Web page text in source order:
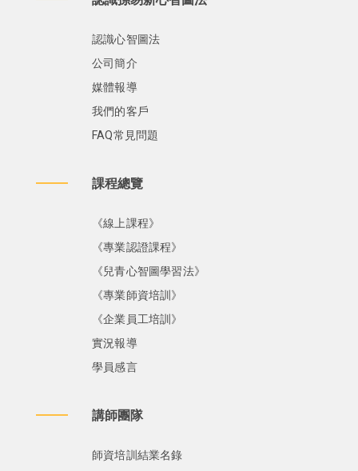
認識心智圖法
公司簡介
媒體報導
我們的客戶
FAQ常見問題
課程總覽
《線上課程》
《專業認證課程》
《兒青心智圖學習法》
《專業師資培訓》
《企業員工培訓》
實況報導
學員感言
講師團隊
師資培訓結業名錄